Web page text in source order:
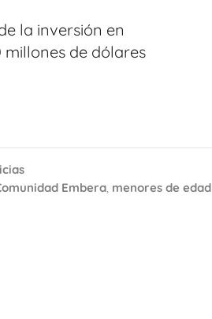
la inversión en
millones de dólares
Embera, menores de edad